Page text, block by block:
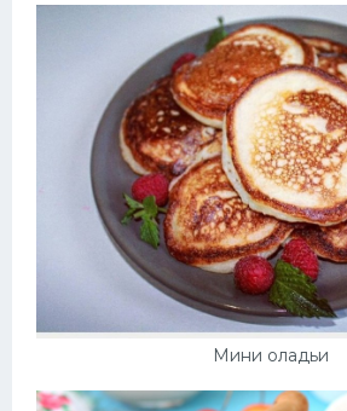
Мини оладьи